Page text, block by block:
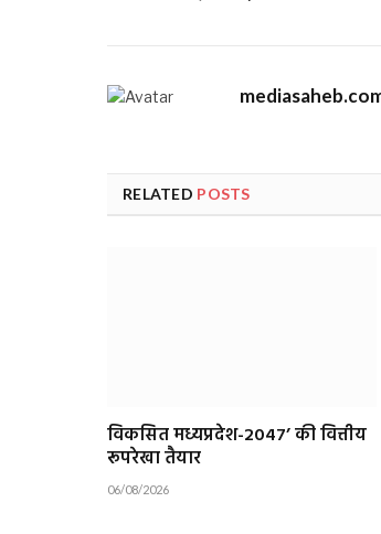
RELATED POSTS
विकसित मध्यप्रदेश-2047’ की वित्तीय
रूपरेखा तैयार
06/08/2026